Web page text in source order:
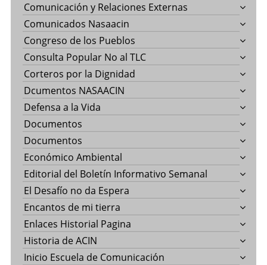
Comunicación y Relaciones Externas
Comunicados Nasaacin
Congreso de los Pueblos
Consulta Popular No al TLC
Corteros por la Dignidad
Dcumentos NASAACIN
Defensa a la Vida
Documentos
Documentos
Económico Ambiental
Editorial del Boletín Informativo Semanal
El Desafío no da Espera
Encantos de mi tierra
Enlaces Historial Pagina
Historia de ACIN
Inicio Escuela de Comunicación